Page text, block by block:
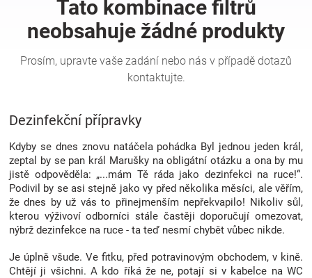
Hračky
pro
děti
Těhotenské
oblečení
Dezinfekční přípravky
Kdyby se dnes znovu natáčela pohádka Byl jednou jeden král,
zeptal by se pan král Marušky na obligátní otázku a ona by mu
jistě odpověděla: „...mám Tě ráda jako dezinfekci na ruce!“.
Podivil by se asi stejně jako vy před několika měsíci, ale věřím,
že dnes by už vás to přinejmenším nepřekvapilo! Nikoliv sůl,
kterou výživoví odborníci stále častěji doporučují omezovat,
nýbrž dezinfekce na ruce - ta teď nesmí chybět vůbec nikde.
Je úplně všude. Ve fitku, před potravinovým obchodem, v kině.
Chtějí ji všichni. A kdo říká že ne, potají si v kabelce na WC